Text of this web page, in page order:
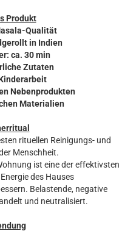
Produkt
Qualität
in Indien
ca. 30 min
Zutaten
Nebenprodukten
Materialien
rituellen Reinigungs- und
Menschheit.
ist eine der effektivsten
des Hauses
Belastende, negative
und neutralisiert.